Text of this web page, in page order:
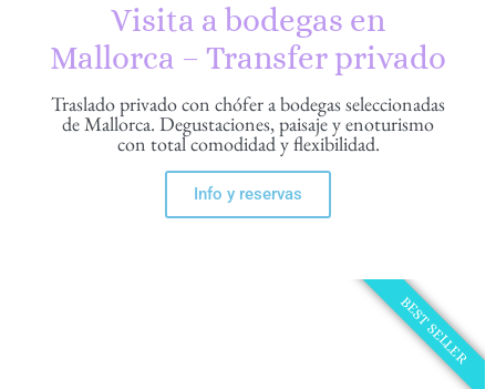
Visita a bodegas en
Mallorca – Transfer privado
Traslado privado con chófer a bodegas seleccionadas
de Mallorca. Degustaciones, paisaje y enoturismo
con total comodidad y flexibilidad.
Info y reservas
BEST SELLER